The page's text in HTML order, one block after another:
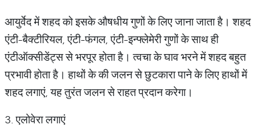
आयुर्वेद में शहद को इसके औषधीय गुणों के लिए जाना जाता है। शहद
एंटी-बैक्टीरियल, एंटी-फंगल, एंटी-इन्फ्लेमेरी गुणों के साथ ही
एंटीऑक्सीडेंट्स से भरपूर होता है। त्वचा के घाव भरने में शहद बहुत
प्रभावी होता है। हाथों के की जलन से छुटकारा पाने के लिए हाथों में
शहद लगाएं, यह तुरंत जलन से राहत प्रदान करेगा।
3. एलोवेरा लगाएं